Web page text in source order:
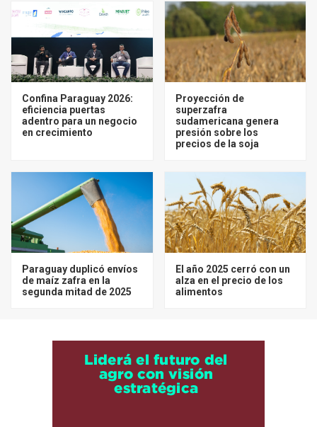
Confina Paraguay 2026:
eficiencia puertas
adentro para un negocio
en crecimiento
Proyección de
superzafra
sudamericana genera
presión sobre los
precios de la soja
Paraguay duplicó envíos
de maíz zafra en la
segunda mitad de 2025
El año 2025 cerró con un
alza en el precio de los
alimentos